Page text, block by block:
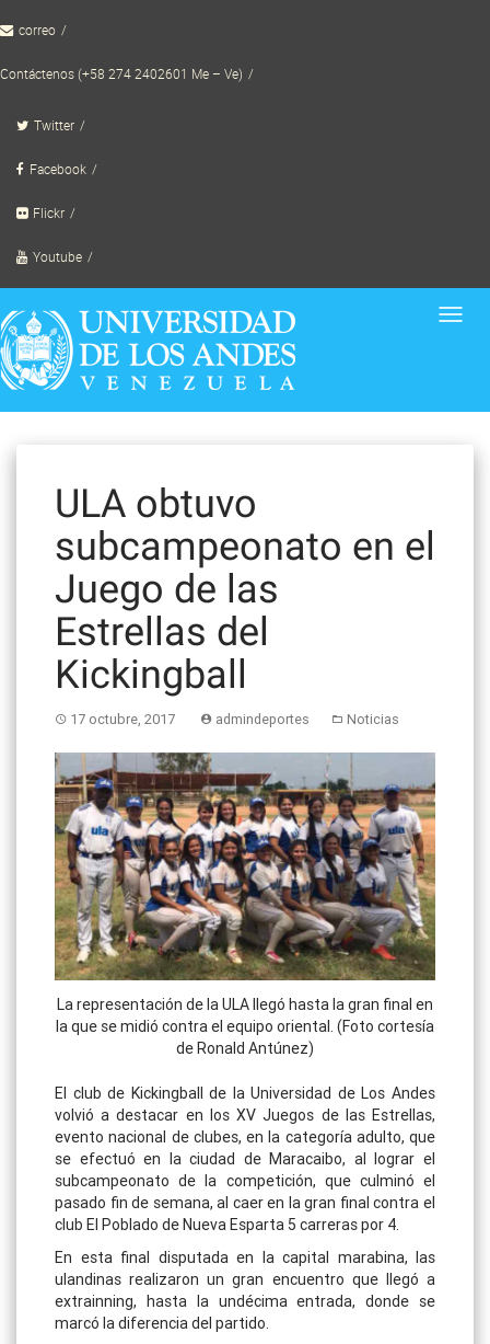
to correo
Contáctenos (+58 274 2402601 Me – Ve)
Twitter
Facebook
Flickr
Youtube
ULA obtuvo
subcampeonato en el
Juego de las
Estrellas del
Kickingball
17 octubre, 2017 admindeportes Noticias
La representación de la ULA llegó hasta la gran final en
la que se midió contra el equipo oriental. (Foto cortesía
de Ronald Antúnez)
El club de Kickingball de la Universidad de Los Andes
volvió a destacar en los XV Juegos de las Estrellas,
evento nacional de clubes, en la categoría adulto, que
se efectuó en la ciudad de Maracaibo, al lograr el
subcampeonato de la competición, que culminó el
pasado fin de semana, al caer en la gran final contra el
club El Poblado de Nueva Esparta 5 carreras por 4.
En esta final disputada en la capital marabina, las
ulandinas realizaron un gran encuentro que llegó a
extrainning, hasta la undécima entrada, donde se
marcó la diferencia del partido.